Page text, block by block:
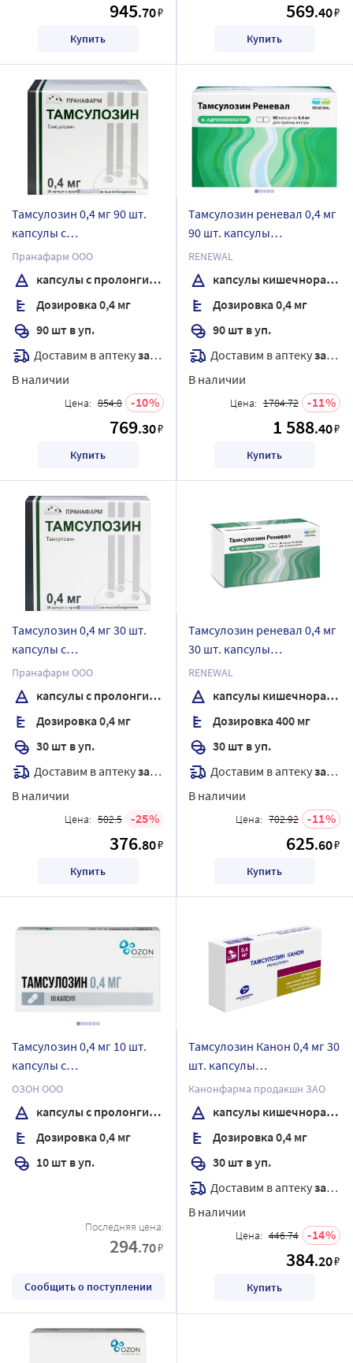
945.70₽
Купить
569.40₽
Купить
Тамсулозин 0,4 мг 90 шт.
капсулы с
пролонгированным
высвобождением
Пранафарм ООО
капсулы с пролонгированным высвобождением
Дозировка 0,4 мг
90 шт в уп.
Доставим в аптекузавтра
В наличии
Цена: 854.8 10
769.30₽
Купить
Тамсулозин реневал 0,4 мг
90 шт. капсулы
кишечнорастворимые с
пролонгированным
высвобождением
RENEWAL
капсулы кишечнорастворимые
Дозировка 0,4 мг
90 шт в уп.
Доставим в аптекузавтра
В наличии
Цена: 1784.72 11
1 588.40₽
Купить
Тамсулозин 0,4 мг 30 шт.
капсулы с
пролонгированным
высвобождением
Пранафарм ООО
капсулы с пролонгированным высвобождением
Дозировка 0,4 мг
30 шт в уп.
Доставим в аптекузавтра
В наличии
Цена: 502.5 25
376.80₽
Купить
Тамсулозин реневал 0,4 мг
30 шт. капсулы
кишечнорастворимые с
пролонгированным
высвобождением
RENEWAL
капсулы кишечнорастворимые
Дозировка 400 мг
30 шт в уп.
Доставим в аптекузавтра
В наличии
Цена: 702.92 11
625.60₽
Купить
Тамсулозин 0,4 мг 10 шт.
капсулы с
пролонгированным
высвобождением
ОЗОН ООО
капсулы с пролонгированным высвобождением
Дозировка 0,4 мг
10 шт в уп.
Последняя цена:
294.70₽
Сообщить о поступлении
Тамсулозин Канон 0,4 мг 30
шт. капсулы
кишечнорастворимые с
пролонгированным
высвобождением
Канонфарма продакшн ЗАО
капсулы кишечнорастворимые
Дозировка 0,4 мг
30 шт в уп.
Доставим в аптекузавтра
В наличии
Цена: 446.74 14
384.20₽
Купить